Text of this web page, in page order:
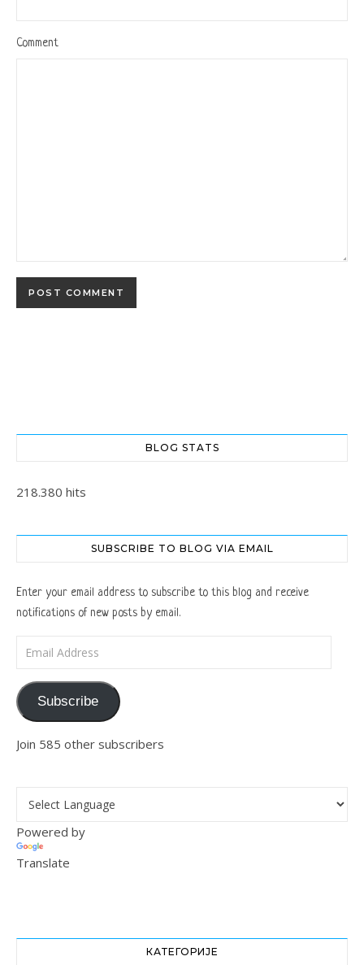
Comment
BLOG STATS
218.380 hits
SUBSCRIBE TO BLOG VIA EMAIL
Enter your email address to subscribe to this blog and receive
notifications of new posts by email.
Subscribe
Join 585 other subscribers
Powered by
Translate
КАТЕГОРИЈЕ